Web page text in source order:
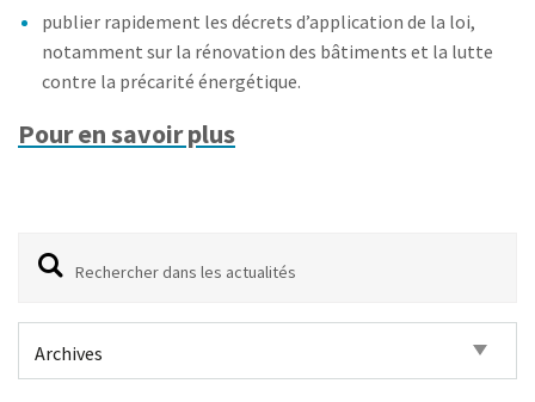
publier rapidement les décrets d’application de la loi,
notamment sur la rénovation des bâtiments et la lutte
contre la précarité énergétique.
Pour en savoir plus